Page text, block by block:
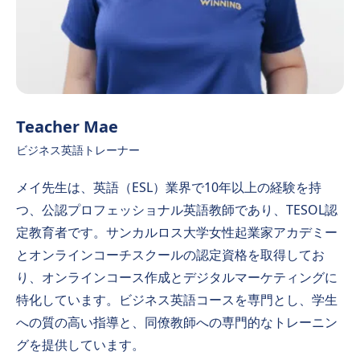
Teacher Mae
ビジネス英語トレーナー
メイ先生は、英語（ESL）業界で10年以上の経験を持
つ、公認プロフェッショナル英語教師であり、TESOL認
定教育者です。サンカルロス大学女性起業家アカデミー
とオンラインコーチスクールの認定資格を取得してお
り、オンラインコース作成とデジタルマーケティングに
特化しています。ビジネス英語コースを専門とし、学生
への質の高い指導と、同僚教師への専門的なトレーニン
グを提供しています。